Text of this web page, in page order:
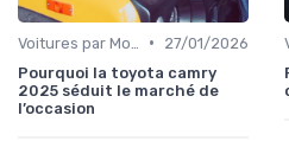
•
27/01/2026
Pourquoi la toyota camry
2025 séduit le marché de
l’occasion